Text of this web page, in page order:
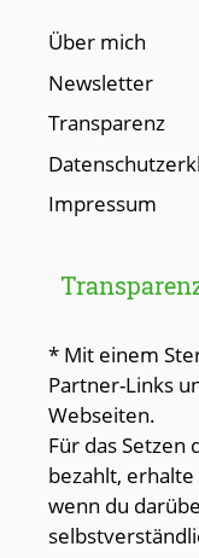
Über mich
Newsletter
Transparenz
Impressum
* Mit einem
Partner-Links
Webseiten.
Für das Setzen
bezahlt,
wenn du